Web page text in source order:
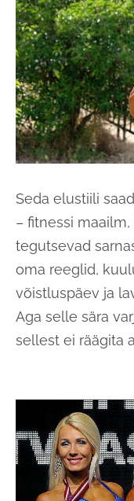
Seda elustiili
– fitnessi
tegutsevad
oma reeglid,
võistluspäev ja
Aga selle sära
sellest ei räägita